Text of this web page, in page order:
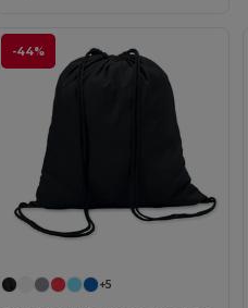
-44%
+5